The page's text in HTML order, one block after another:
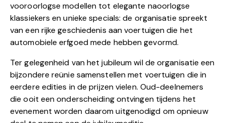
vooroorlogse modellen tot elegante naoorlogse
klassiekers en unieke specials: de organisatie spreekt
van een rijke geschiedenis aan voertuigen die het
automobiele erfgoed mede hebben gevormd.
Ter gelegenheid van het jubileum wil de organisatie een
bijzondere reünie samenstellen met voertuigen die in
eerdere edities in de prijzen vielen. Oud-deelnemers
die ooit een onderscheiding ontvingen tijdens het
evenement worden daarom uitgenodigd om opnieuw